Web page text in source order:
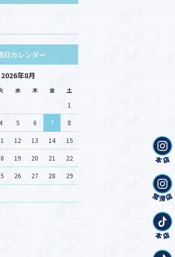
日カレンダー
2026年8月
水 木 金 土
1
5 6 7 8
12 13 14 15
19 20 21 22
26 27 28 29